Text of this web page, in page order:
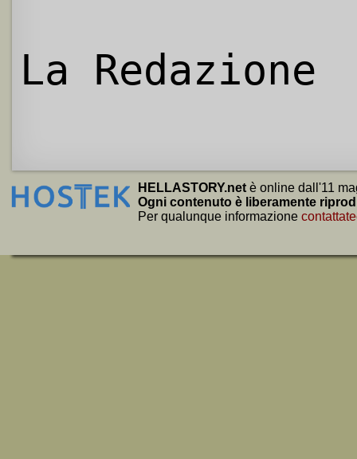
La Redazione
HELLASTORY.net è online dall'11
Ogni contenuto è liberamente
Per qualunque informazione